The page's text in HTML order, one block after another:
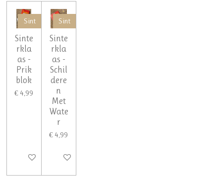
Sint
Sinte
rkla
as -
Prik
blok
€ 4,99
In winkelwagen
Sint
Sinte
rkla
as -
Schil
dere
n
Met
Wate
r
€ 4,99
In winkelwagen